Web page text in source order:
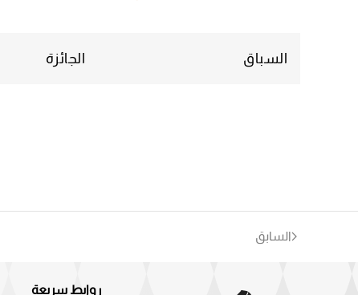
السباق الجائزة
السابق
روابط سريعة